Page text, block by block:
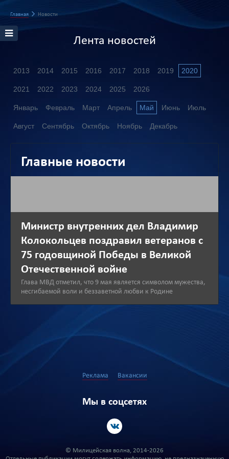
Главная Новости
Лента новостей
2013 2014 2015 2016 2017 2018 2019 2020
2021 2022 2023 2024 2025 2026
Январь Февраль Март Апрель Май Июнь Июль
Август Сентябрь Октябрь Ноябрь Декабрь
Главные новости
Министр внутренних дел Владимир
Колокольцев поздравил ветеранов с
75 годовщиной Победы в Великой
Отечественной войне
Глава МВД отметил, что 9 мая является символом мужества,
несгибаемой воли и беззаветной любви к Родине
Реклама Вакансии
Мы в соцсетях
© Милицейская волна, 2014-2026